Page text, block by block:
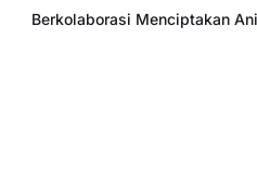
Berkolaborasi Menciptakan